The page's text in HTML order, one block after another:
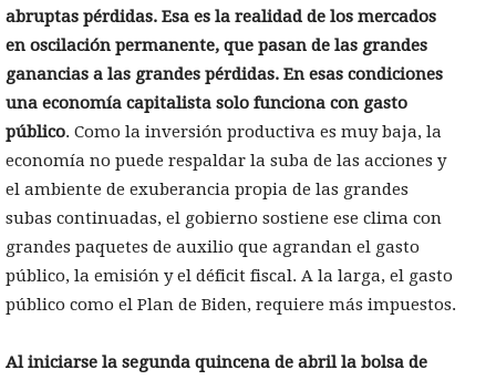
abruptas pérdidas. Esa es la realidad de los mercados
en oscilación permanente, que pasan de las grandes
ganancias a las grandes pérdidas. En esas condiciones
una economía capitalista solo funciona con gasto
público. Como la inversión productiva es muy baja, la
economía no puede respaldar la suba de las acciones y
el ambiente de exuberancia propia de las grandes
subas continuadas, el gobierno sostiene ese clima con
grandes paquetes de auxilio que agrandan el gasto
público, la emisión y el déficit fiscal. A la larga, el gasto
público como el Plan de Biden, requiere más impuestos.
Al iniciarse la segunda quincena de abril la bolsa de